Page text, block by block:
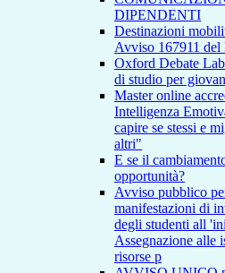
DIPENDENTI
Destinazioni
Avviso 167911
Oxford Debate
di studio per
Master online
Intelligenza
capire se stessi e
altri"
E se il
opportunità?
Avviso pubblico
manifestazioni di
degli studenti all
Assegnazione alle
risorse p